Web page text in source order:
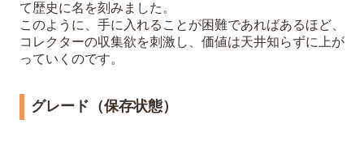
て歴史に名を刻みました。
このように、手に入れることが困難であればあるほど、
コレクターの収集欲を刺激し、価値は天井知らずに上が
っていくのです。
グレード（保存状態）